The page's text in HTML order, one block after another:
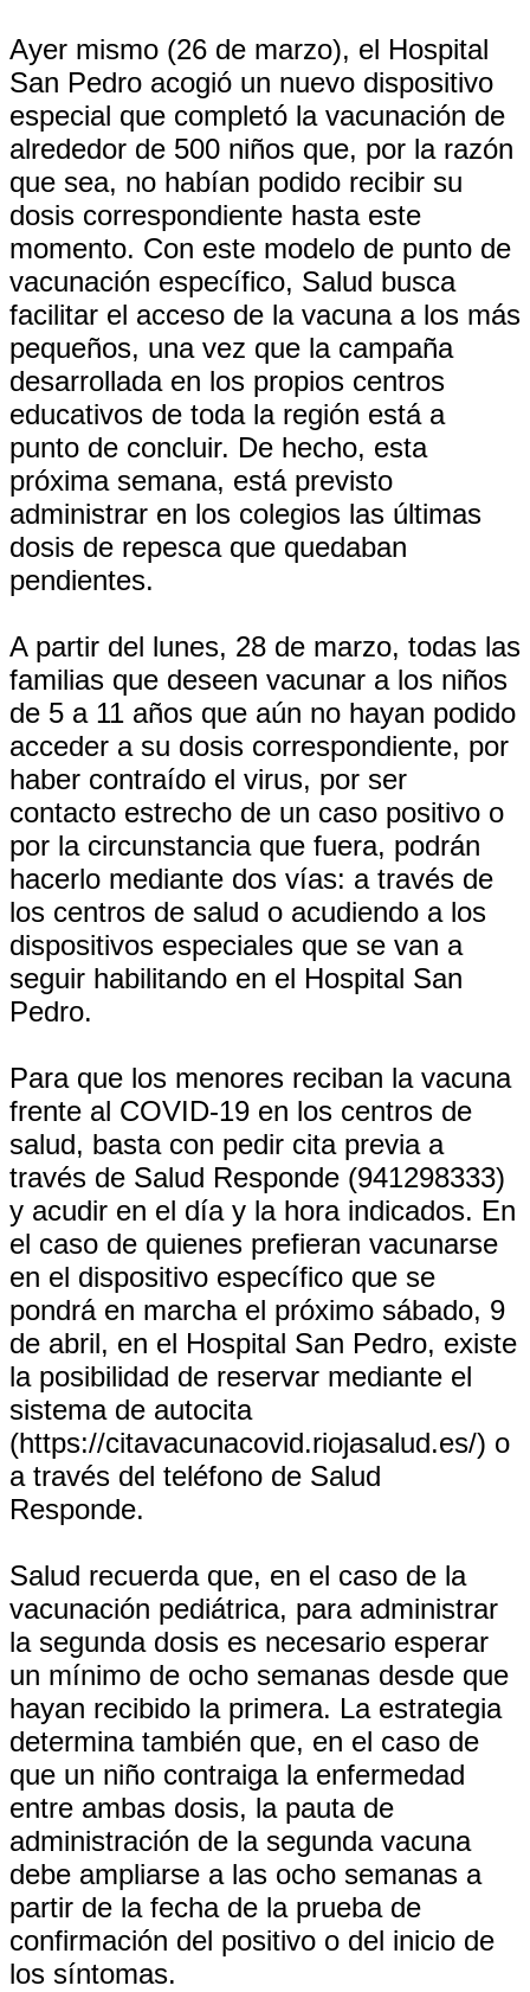
Ayer mismo (26 de marzo), el Hospital
San Pedro acogió un nuevo dispositivo
especial que completó la vacunación de
alrededor de 500 niños que, por la razón
que sea, no habían podido recibir su
dosis correspondiente hasta este
momento. Con este modelo de punto de
vacunación específico, Salud busca
facilitar el acceso de la vacuna a los más
pequeños, una vez que la campaña
desarrollada en los propios centros
educativos de toda la región está a
punto de concluir. De hecho, esta
próxima semana, está previsto
administrar en los colegios las últimas
dosis de repesca que quedaban
pendientes.
A partir del lunes, 28 de marzo, todas las
familias que deseen vacunar a los niños
de 5 a 11 años que aún no hayan podido
acceder a su dosis correspondiente, por
haber contraído el virus, por ser
contacto estrecho de un caso positivo o
por la circunstancia que fuera, podrán
hacerlo mediante dos vías: a través de
los centros de salud o acudiendo a los
dispositivos especiales que se van a
seguir habilitando en el Hospital San
Pedro.
Para que los menores reciban la vacuna
frente al COVID-19 en los centros de
salud, basta con pedir cita previa a
través de Salud Responde (941298333)
y acudir en el día y la hora indicados. En
el caso de quienes prefieran vacunarse
en el dispositivo específico que se
pondrá en marcha el próximo sábado, 9
de abril, en el Hospital San Pedro, existe
la posibilidad de reservar mediante el
sistema de autocita
(https://citavacunacovid.riojasalud.es/) o
a través del teléfono de Salud
Responde.
Salud recuerda que, en el caso de la
vacunación pediátrica, para administrar
la segunda dosis es necesario esperar
un mínimo de ocho semanas desde que
hayan recibido la primera. La estrategia
determina también que, en el caso de
que un niño contraiga la enfermedad
entre ambas dosis, la pauta de
administración de la segunda vacuna
debe ampliarse a las ocho semanas a
partir de la fecha de la prueba de
confirmación del positivo o del inicio de
los síntomas.